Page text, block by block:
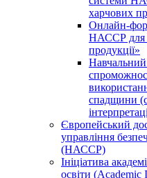
харчових
Онлайн-
НАССР для
продукції»
спадщини
Європейський
управління
(НАССР)
Ініціатива
освіти (Academic